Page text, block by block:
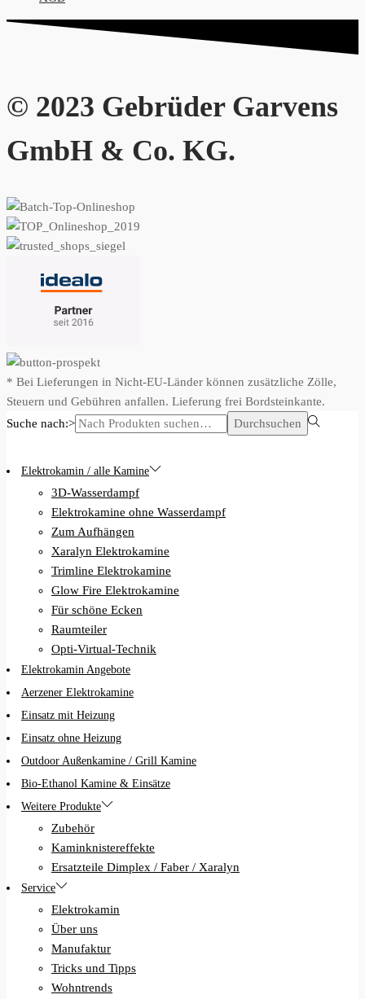
© 2023 Gebrüder Garvens
GmbH & Co. KG.
* Bei Lieferungen in Nicht-EU-Länder können zusätzliche Zölle,
Steuern und Gebühren anfallen. Lieferung frei Bordsteinkante.
Suche nach:>
Durchsuchen
Elektrokamin / alle Kamine
3D-Wasserdampf
Elektrokamine ohne Wasserdampf
Zum Aufhängen
Xaralyn Elektrokamine
Trimline Elektrokamine
Glow Fire Elektrokamine
Für schöne Ecken
Raumteiler
Opti-Virtual-Technik
Elektrokamin Angebote
Aerzener Elektrokamine
Einsatz mit Heizung
Einsatz ohne Heizung
Outdoor Außenkamine / Grill Kamine
Bio-Ethanol Kamine & Einsätze
Weitere Produkte
Zubehör
Kaminknistereffekte
Ersatzteile Dimplex / Faber / Xaralyn
Service
Elektrokamin
Über uns
Manufaktur
Tricks und Tipps
Wohntrends